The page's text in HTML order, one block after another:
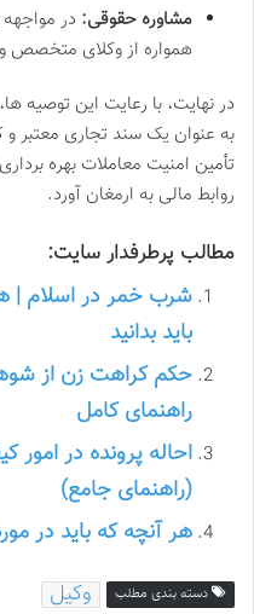
مشاوره حقوقی: در مواجهه
همواره از وکلای متخصص
در نهایت، با رعایت این توصیه
به عنوان یک سند تجاری معتبر
تأمین امنیت معاملات بهره
روابط مالی به ارمغان آورد.
مطالب پرطرفدار سایت:
شرب خمر در اسلام |
باید بدانید
حکم کراهت زن از
راهنمای کامل
احاله پرونده در امور
(راهنمای جامع)
هر آنچه که باید در
دسته بندی مطلب وکیل